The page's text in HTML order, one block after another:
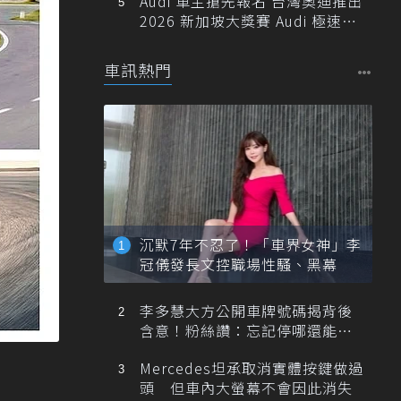
2026 新加坡大獎賽 Audi 極速之
車訊熱門
沉默7年不忍了！「車界女神」李
冠儀發長文控職場性騷、黑幕
李多慧大方公開車牌號碼揭背後
含意！粉絲讚：忘記停哪還能幫
Mercedes坦承取消實體按鍵做過
頭 但車內大螢幕不會因此消失